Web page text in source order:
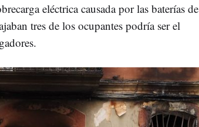
eléctrica causada por las baterías de
tres de los ocupantes podría ser el